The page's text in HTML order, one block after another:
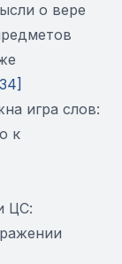
о вере
игра слов:
к
ЦС: